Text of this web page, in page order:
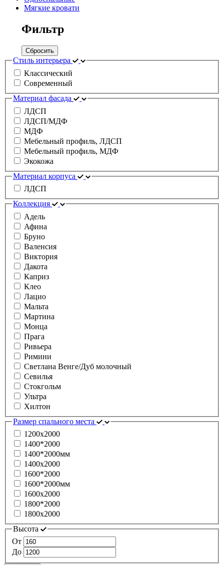
Мягкие кровати
Фильтр
Сбросить
Стиль интерьера
Классический
Современный
Материал фасада
ЛДСП
ЛДСП/МДФ
МДФ
Мебельный профиль, ЛДСП
Мебельный профиль, МДФ
Экокожа
Материал корпуса
ЛДСП
Коллекция
Адель
Афина
Бруно
Валенсия
Виктория
Дакота
Каприз
Клео
Лацио
Мальта
Мартина
Монца
Прага
Ривьера
Римини
Светлана Венге/Дуб молочный
Севилья
Стокгольм
Ультра
Хилтон
Размер спального места
1200х2000
1400*2000
1400*2000мм
1400х2000
1600*2000
1600*2000мм
1600х2000
1800*2000
1800х2000
Высота
От
До